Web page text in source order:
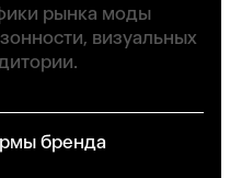
рынка моды
визуальных
бренда